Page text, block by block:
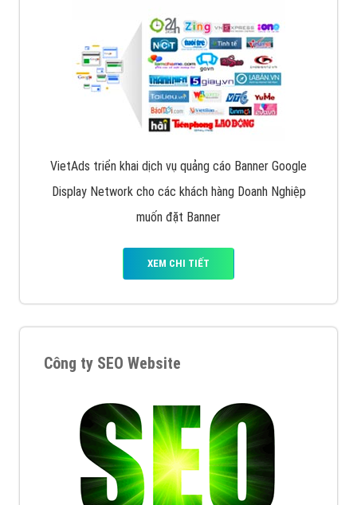
VietAds triển khai dịch vụ quảng cáo Banner Google
Display Network cho các khách hàng Doanh Nghiệp
muốn đặt Banner
XEM CHI TIẾT
Công ty SEO Website